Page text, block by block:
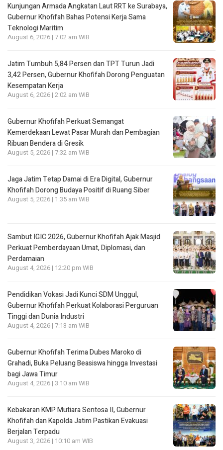
Kunjungan Armada Angkatan Laut RRT ke Surabaya,
Gubernur Khofifah Bahas Potensi Kerja Sama
Teknologi Maritim
August 6, 2026 | 7:02 am WIB
Jatim Tumbuh 5,84 Persen dan TPT Turun Jadi
3,42 Persen, Gubernur Khofifah Dorong Penguatan
Kesempatan Kerja
August 6, 2026 | 2:02 am WIB
Gubernur Khofifah Perkuat Semangat
Kemerdekaan Lewat Pasar Murah dan Pembagian
Ribuan Bendera di Gresik
August 5, 2026 | 7:32 am WIB
Jaga Jatim Tetap Damai di Era Digital, Gubernur
Khofifah Dorong Budaya Positif di Ruang Siber
August 5, 2026 | 1:35 am WIB
Sambut IGIC 2026, Gubernur Khofifah Ajak Masjid
Perkuat Pemberdayaan Umat, Diplomasi, dan
Perdamaian
August 4, 2026 | 12:20 pm WIB
Pendidikan Vokasi Jadi Kunci SDM Unggul,
Gubernur Khofifah Perkuat Kolaborasi Perguruan
Tinggi dan Dunia Industri
August 4, 2026 | 7:13 am WIB
Gubernur Khofifah Terima Dubes Maroko di
Grahadi, Buka Peluang Beasiswa hingga Investasi
bagi Jawa Timur
August 4, 2026 | 3:10 am WIB
Kebakaran KMP Mutiara Sentosa II, Gubernur
Khofifah dan Kapolda Jatim Pastikan Evakuasi
Berjalan Terpadu
August 3, 2026 | 10:10 am WIB